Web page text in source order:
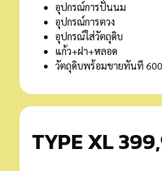
อุปกรณ์การปั่นนม
อุปกรณ์การตวง
อุปกรณ์ใส่วัตถุดิบ
แก้ว+ฝา+หลอด
วัตถุดิบพร้อมขายทันที
TYPE XL